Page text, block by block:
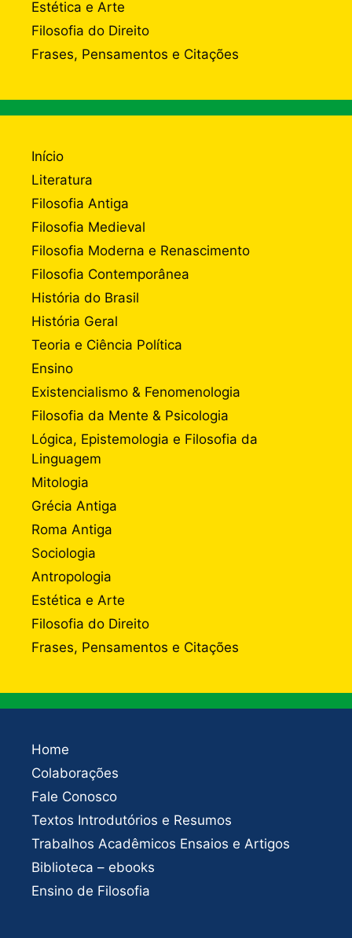
Estética e Arte
Filosofia do Direito
Frases, Pensamentos e Citações
Início
Literatura
Filosofia Antiga
Filosofia Medieval
Filosofia Moderna e Renascimento
Filosofia Contemporânea
História do Brasil
História Geral
Teoria e Ciência Política
Ensino
Existencialismo & Fenomenologia
Filosofia da Mente & Psicologia
Lógica, Epistemologia e Filosofia da
Linguagem
Mitologia
Grécia Antiga
Roma Antiga
Sociologia
Antropologia
Estética e Arte
Filosofia do Direito
Frases, Pensamentos e Citações
Home
Colaborações
Fale Conosco
Textos Introdutórios e Resumos
Trabalhos Acadêmicos Ensaios e Artigos
Biblioteca – ebooks
Ensino de Filosofia